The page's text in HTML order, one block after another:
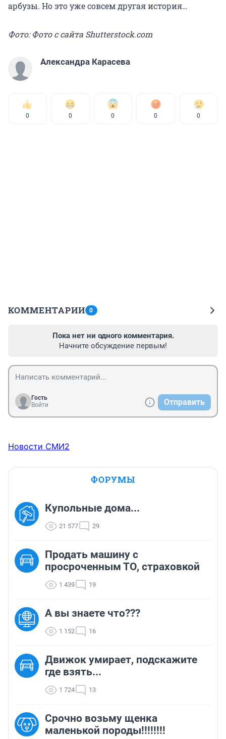
арбузы. Но это уже совсем другая история…
Фото: Фото с сайта Shutterstock.com
Александра Карасева
0 0 0 0 0
КОММЕНТАРИИ 0
Пока нет ни одного комментария.
Начните обсуждение первым!
Гость
Войти
Отправить
Новости СМИ2
ФОРУМЫ
Купольные дома...
21 577 29
Продать машину с
просроченным ТО, страховкой
1 439 19
А вы знаете что???
1 152 16
Движок умирает, подскажите
где взять...
1 724 13
Срочно возьму щенка
маленькой породы!!!!!!!!